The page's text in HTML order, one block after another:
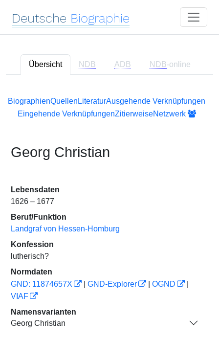
Deutsche Biographie
Übersicht NDB ADB NDB-online
BiographienQuellen LiteraturAusgehende Verknüpfungen
Eingehende VerknüpfungenZitierweiseNetzwerk
Georg Christian
Lebensdaten
1626 – 1677
Beruf/Funktion
Landgraf von Hessen-Homburg
Konfession
lutherisch?
Normdaten
GND: 11874657X
GND-Explorer OGND
VIAF
Namensvarianten
Georg Christian